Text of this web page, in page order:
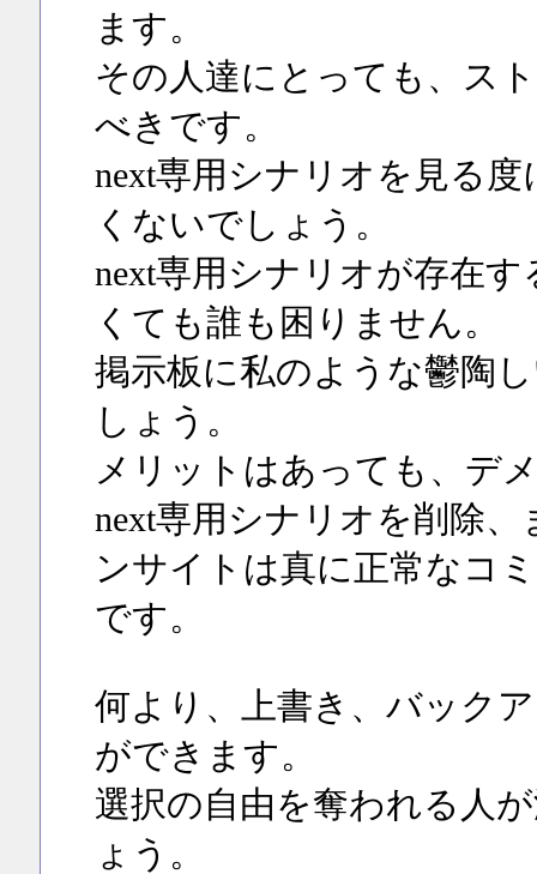
ます。
その人達にとっても、ス
べきです。
next専用シナリオを見る
くないでしょう。
next専用シナリオが存在
くても誰も困りません。
掲示板に私のような鬱陶
しょう。
メリットはあっても、デ
next専用シナリオを削除
ンサイトは真に正常なコ
です。
何より、上書き、バック
ができます。
選択の自由を奪われる人
ょう。